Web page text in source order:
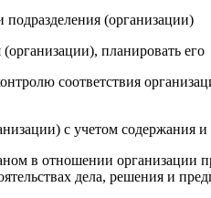
(организации)
планировать его
соответствия
с учетом содержания
в отношении организации
дела, решения и